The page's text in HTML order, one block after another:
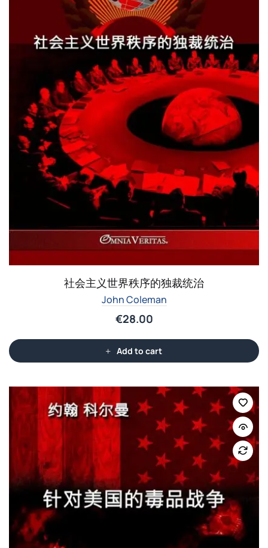
社会主义世界秩序的独裁统治
John Coleman
€28.00
Add to cart